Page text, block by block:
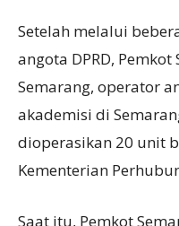
Setelah melalui
angota DPRD,
Semarang, operator
akademisi di
dioperasikan 20 unit
Kementerian
Saat itu, Pemkot